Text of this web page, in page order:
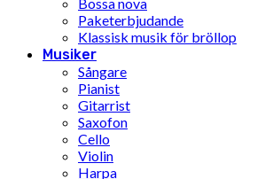
Paketerbjudande
Klassisk musik för bröllop
Musiker
Sångare
Pianist
Gitarrist
Saxofon
Cello
Violin
Harpa